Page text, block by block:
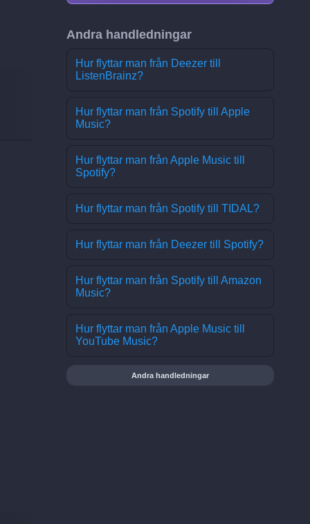
Andra handledningar
Hur flyttar man från Deezer till
ListenBrainz?
Hur flyttar man från Spotify till Apple
Music?
Hur flyttar man från Apple Music till
Spotify?
Hur flyttar man från Spotify till TIDAL?
Hur flyttar man från Deezer till Spotify?
Hur flyttar man från Spotify till Amazon
Music?
Hur flyttar man från Apple Music till
YouTube Music?
Andra handledningar